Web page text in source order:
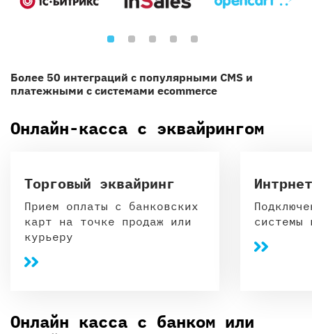
Более 50 интеграций с популярными CMS и
платежными с системами ecommerce
Онлайн-касса с эквайрингом
Торговый эквайринг
Прием оплаты с банковских
карт на точке продаж или
курьеру
системы
Онлайн касса с банком или